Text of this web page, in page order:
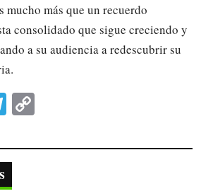
mucho más que un recuerdo
consolidado que sigue creciendo y
a su audiencia a redescubrir su
Te
gr
a
y